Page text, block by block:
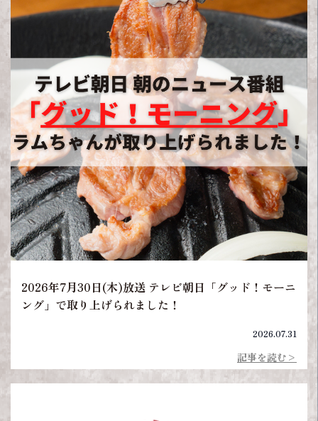
2026年7月30日(木)放送 テレビ朝日「グッド！モーニ
ング」で取り上げられました！
2026.07.31
記事を読む>